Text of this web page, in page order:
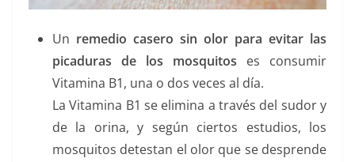
Un remedio casero sin olor para evitar las
picaduras de los mosquitos es consumir
Vitamina B1, una o dos veces al día.
La Vitamina B1 se elimina a través del sudor y
de la orina, y según ciertos estudios, los
mosquitos detestan el olor que se desprende